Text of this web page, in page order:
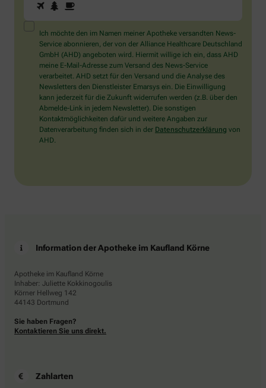
Sie
ein
Mensch?
Dann
wählen
Sie
bitte
den
Baum.
1 2
Ich möchte den im Namen meiner Apotheke versandten News-
Service abonnieren, der von der Alliance Healthcare Deutschland
GmbH (AHD) angeboten wird. Hiermit willige ich ein, dass AHD
meine E-Mail-Adresse zum Versand des News-Service
verarbeitet. AHD setzt für den Versand und die Analyse des
Newsletters den Dienstleister Emarsys ein. Die Einwilligung
kann jederzeit für die Zukunft widerrufen werden (z.B. über den
Abmelde-Link in jedem Newsletter). Die sonstigen
Kontaktmöglichkeiten dafür und weitere Angaben zur
Datenverarbeitung finden sich in der Datenschutzerklärung von
AHD.
Information der Apotheke im Kaufland Körne
Apotheke im Kaufland Körne
Inhaber: Juliette Kokkinogoulis
Körner Hellweg 142
44143 Dortmund
Sie haben Fragen?
Kontaktieren Sie uns direkt.
Zahlarten